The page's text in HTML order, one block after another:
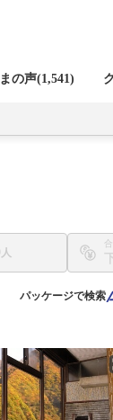
の声(1,541)
パッケージで検索